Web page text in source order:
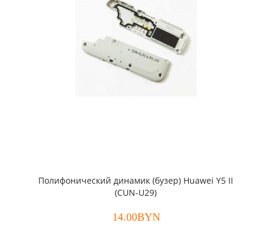
Полифонический динамик (бузер) Huawei Y5 II
(CUN-U29)
14.00BYN